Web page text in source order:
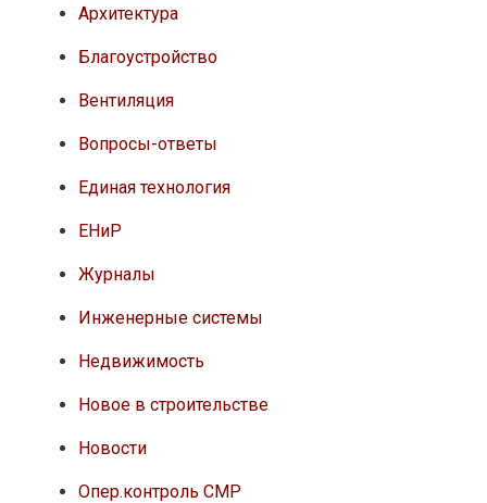
Архитектура
Благоустройство
Вентиляция
Вопросы-ответы
Единая технология
ЕНиР
Журналы
Инженерные системы
Недвижимость
Новое в строительстве
Новости
Опер.контроль СМР